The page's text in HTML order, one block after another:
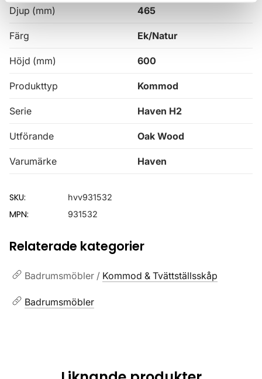
Djup (mm) 465
Färg Ek/Natur
Höjd (mm) 600
Produkttyp Kommod
Serie Haven H2
Utförande Oak Wood
Varumärke Haven
SKU: hvv931532
MPN: 931532
Relaterade kategorier
Badrumsmöbler / Kommod & Tvättställsskåp
Badrumsmöbler